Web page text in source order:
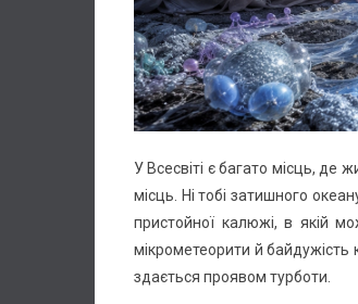
У Всесвіті є багато місць, де
місць. Ні тобі затишного
пристойної калюжі, в якій
мікрометеорити й байдужість
здається проявом турботи.